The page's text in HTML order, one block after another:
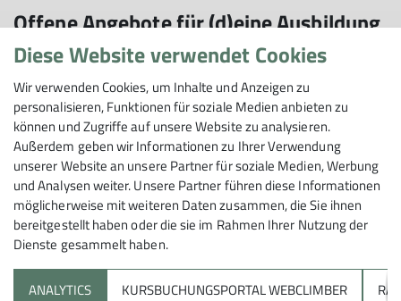
Offene Angebote für (d)eine Ausbildung
bei uns findest du hier:
Aktuell haben wir in diesem Bereich leider keine
offene Stelle für dich. Schaue gerne wieder rein.
Sektion
Diese Website verwendet Cookies
Wir verwenden Cookies, um Inhalte und Anzeigen zu
personalisieren, Funktionen für soziale Medien anbieten zu
können und Zugriffe auf unsere Website zu analysieren.
Außerdem geben wir Informationen zu Ihrer Verwendung
unserer Website an unsere Partner für soziale Medien, Werbung
und Analysen weiter. Unsere Partner führen diese Informationen
möglicherweise mit weiteren Daten zusammen, die Sie ihnen
bereitgestellt haben oder die sie im Rahmen Ihrer Nutzung der
Dienste gesammelt haben.
ANALYTICS KURSBUCHUNGSPORTAL WEBCLIMBER